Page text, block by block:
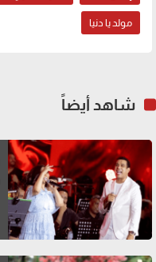
مولد يا دنيا
شاهد أيضاً